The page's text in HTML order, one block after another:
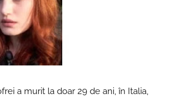
a murit la doar 29 de ani, în Italia,